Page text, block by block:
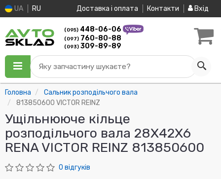
UA RU Доставка і оплата Контакти Вхід
(095) 448-06-06
(097) 760-80-88
(093) 309-89-89
Яку запчастину шукаєте?
Головна
Сальник розподільчого вала
813850600 VICTOR REINZ
Ущільнююче кільце
розподільчого вала 28X42X6
RENA VICTOR REINZ 813850600
0 відгуків